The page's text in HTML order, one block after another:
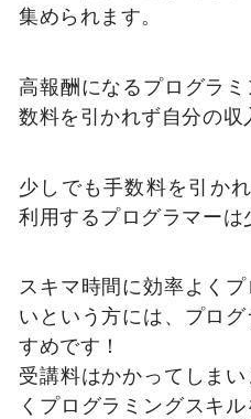
集められます。
高報酬になるプログラ
数料を引かれず自分の収
少しでも手数料を引か
利用するプログラマーは
スキマ時間に効率よく
いという方には、プロ
すめです！
受講料はかかってしま
くプログラミングスキ